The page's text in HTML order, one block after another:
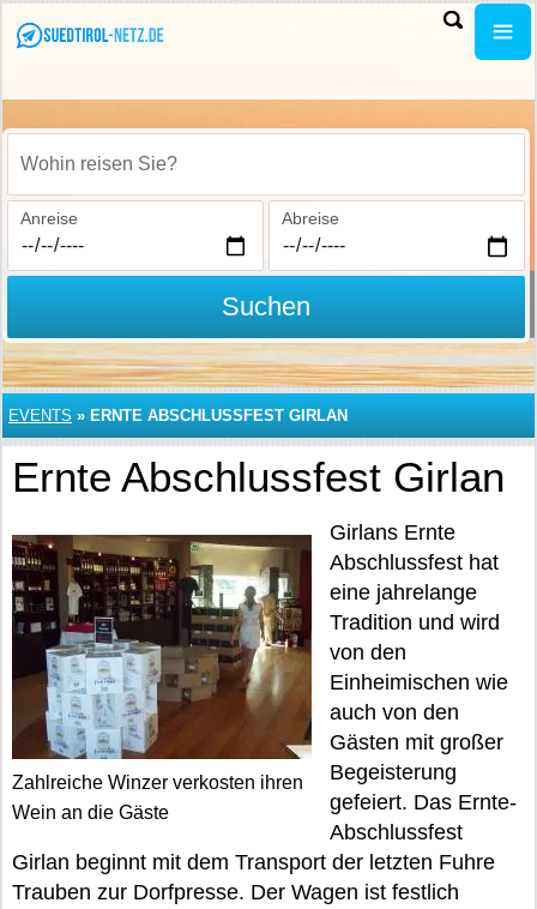
Wohin reisen Sie?
Anreise Abreise
Suchen
EVENTS » ERNTE ABSCHLUSSFEST GIRLAN
Ernte Abschlussfest Girlan
Zahlreiche Winzer verkosten ihren
Wein an die Gäste
Girlans Ernte
Abschlussfest hat
eine jahrelange
Tradition und wird
von den
Einheimischen wie
auch von den
Gästen mit großer
Begeisterung
gefeiert. Das Ernte-
Abschlussfest
Girlan beginnt mit dem Transport der letzten Fuhre
Trauben zur Dorfpresse. Der Wagen ist festlich